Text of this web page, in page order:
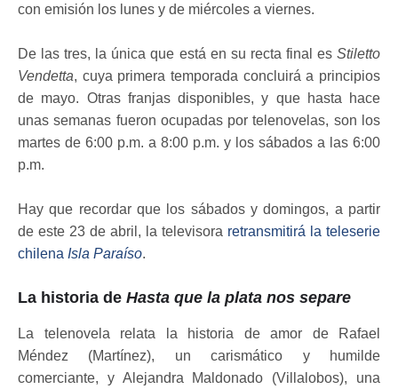
con emisión los lunes y de miércoles a viernes.
De las tres, la única que está en su recta final es Stiletto
Vendetta, cuya primera temporada concluirá a principios
de mayo. Otras franjas disponibles, y que hasta hace
unas semanas fueron ocupadas por telenovelas, son los
martes de 6:00 p.m. a 8:00 p.m. y los sábados a las 6:00
p.m.
Hay que recordar que los sábados y domingos, a partir
de este 23 de abril, la televisora retransmitirá la teleserie
chilena Isla Paraíso.
La historia de Hasta que la plata nos separe
La telenovela relata la historia de amor de Rafael
Méndez (Martínez), un carismático y humilde
comerciante, y Alejandra Maldonado (Villalobos), una